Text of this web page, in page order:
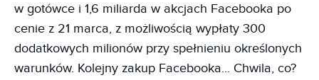
w gotówce i 1,6 miliarda w akcjach Facebooka po
cenie z 21 marca, z możliwością wypłaty 300
dodatkowych milionów przy spełnieniu określonych
warunków. Kolejny zakup Facebooka... Chwila, co?